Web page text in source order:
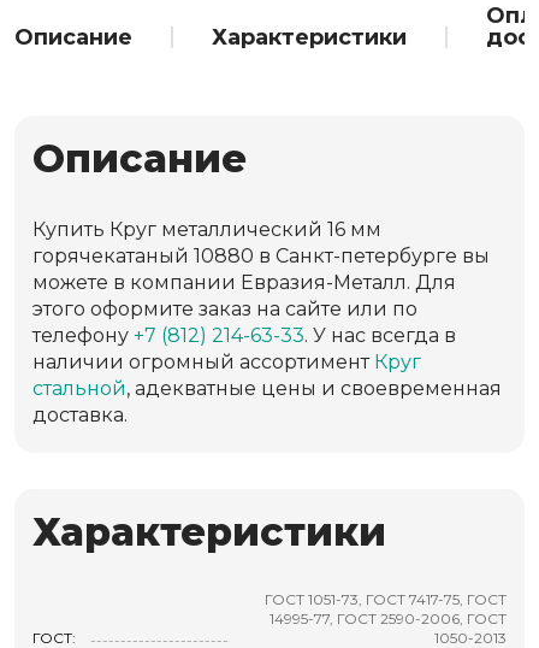
Описание Характеристики
Описание
Купить Круг металлический 16 мм
горячекатаный 10880 в Санкт-петербурге вы
можете в компании Евразия-Металл. Для
этого оформите заказ на сайте или по
телефону +7 (812) 214-63-33. У нас всегда в
наличии огромный ассортимент Круг
стальной, адекватные цены и своевременная
доставка.
Характеристики
ГОСТ:
ГОСТ 1051-73, ГОСТ 7417-75, ГОСТ
14995-77, ГОСТ 2590-2006, ГОСТ
1050-2013